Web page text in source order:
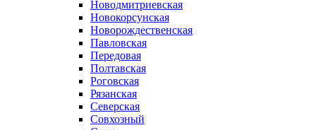
Новодмитриевская
Новокорсунская
Новорождественская
Павловская
Передовая
Полтавская
Роговская
Рязанская
Северская
Совхозный